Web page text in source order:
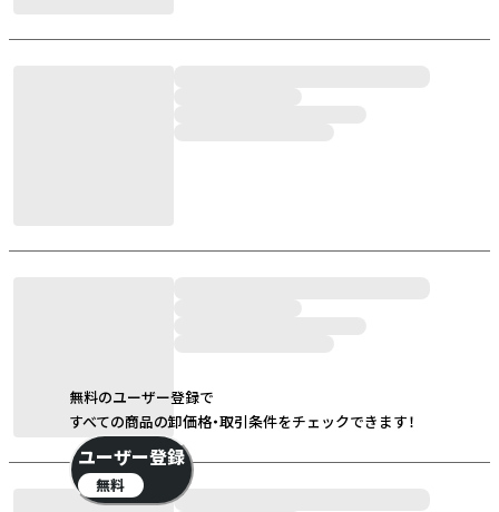
無料のユーザー登録で
すべての商品の卸価格・取引条件をチェックできます！
ユーザー登録
無料